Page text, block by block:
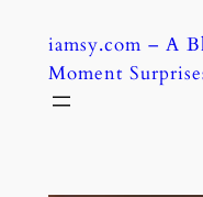
content
iamsy.com – A
Moment